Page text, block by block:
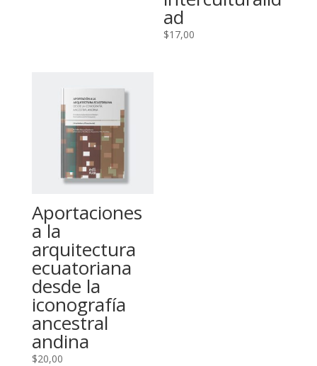
ad
$17,00
Aportaciones
a la
arquitectura
ecuatoriana
desde la
iconografía
ancestral
andina
$20,00